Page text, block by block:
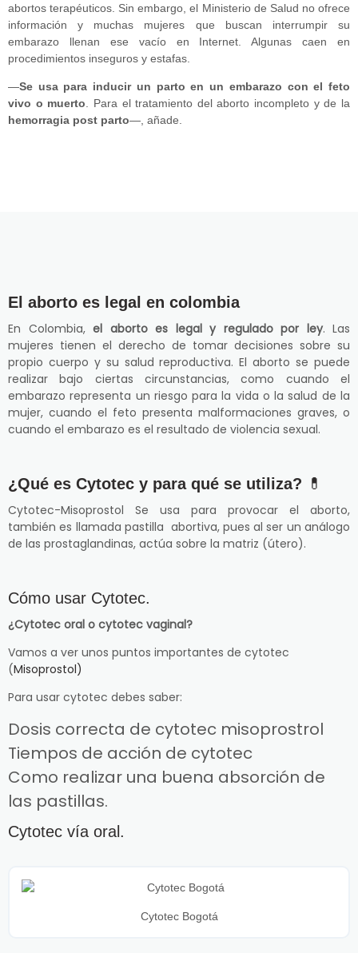
abortos terapéuticos. Sin embargo, el Ministerio de Salud no ofrece
información y muchas mujeres que buscan interrumpir su
embarazo llenan ese vacío en Internet. Algunas caen en
procedimientos inseguros y estafas.
—Se usa para inducir un parto en un embarazo con el feto
vivo o muerto . Para el tratamiento del aborto incompleto y de la
hemorragia post parto—, añade.
El aborto es legal en colombia
En Colombia, el aborto es legal y regulado por ley. Las
mujeres tienen el derecho de tomar decisiones sobre su
propio cuerpo y su salud reproductiva. El aborto se puede
realizar bajo ciertas circunstancias, como cuando el
embarazo representa un riesgo para la vida o la salud de la
mujer, cuando el feto presenta malformaciones graves, o
cuando el embarazo es el resultado de violencia sexual.
¿Qué es Cytotec y para qué se utiliza? 💊
Cytotec-Misoprostol Se usa para provocar el aborto,
también es llamada pastilla abortiva, pues al ser un análogo
de las prostaglandinas, actúa sobre la matriz (útero).
Cómo usar Cytotec.
¿Cytotec oral o cytotec vaginal?
Vamos a ver unos puntos importantes de cytotec
(Misoprostol)
Para usar cytotec debes saber:
Dosis correcta de cytotec misoprostrol
Tiempos de acción de cytotec
Como realizar una buena absorción de
las pastillas.
Cytotec vía oral.
Cytotec Bogotá